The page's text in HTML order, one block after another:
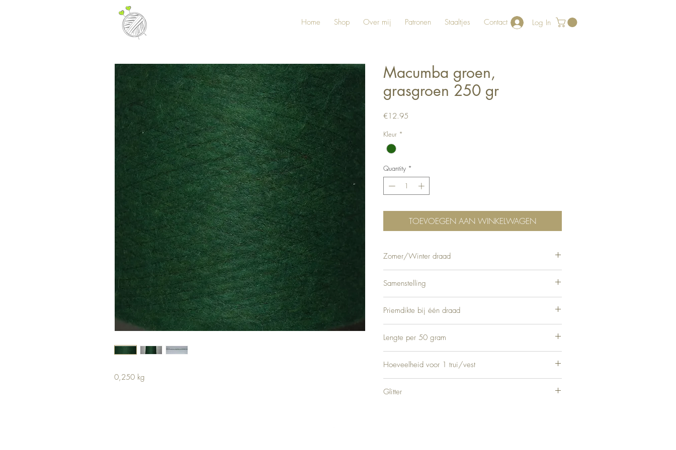
Home Shop Over mij Patronen Staaltjes Contact Log In
0,250 kg
Macumba groen,
grasgroen 250 gr
€12.95
Kleur *
Quantity *
TOEVOEGEN AAN WINKELWAGEN
Zomer/Winter draad
Samenstelling
Priemdikte bij één draad
Lengte per 50 gram
Hoeveelheid voor 1 trui/vest
Glitter